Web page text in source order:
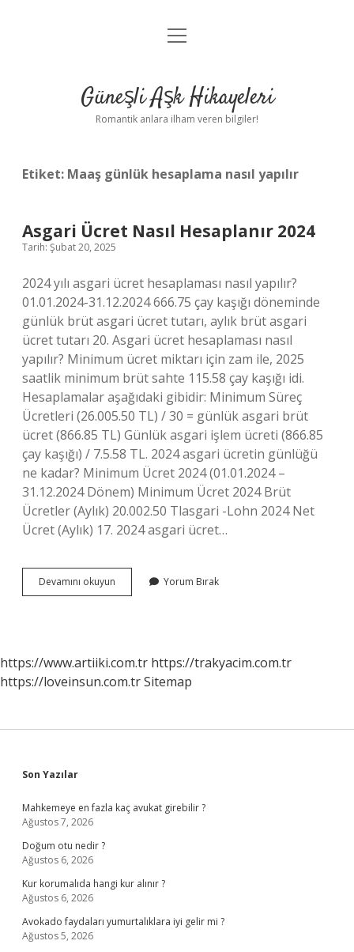
Anasayfa
Yasal Uyarı
menüyü
Güneşli Aşk Hikayeleri
Romantik anlara ilham veren bilgiler!
Etiket: Maaş günlük hesaplama nasıl yapılır
Asgari Ücret Nasıl Hesaplanır 2024
Tarih: Şubat 20, 2025
2024 yılı asgari ücret hesaplaması nasıl yapılır?
01.01.2024-31.12.2024 666.75 çay kaşığı döneminde
günlük brüt asgari ücret tutarı, aylık brüt asgari
ücret tutarı 20. Asgari ücret hesaplaması nasıl
yapılır? Minimum ücret miktarı için zam ile, 2025
saatlik minimum brüt sahte 115.58 çay kaşığı idi.
Hesaplamalar aşağıdaki gibidir: Minimum Süreç
Ücretleri (26.005.50 TL) / 30 = günlük asgari brüt
ücret (866.85 TL) Günlük asgari işlem ücreti (866.85
çay kaşığı) / 7.5.58 TL. 2024 asgari ücretin günlüğü
ne kadar? Minimum Ücret 2024 (01.01.2024 –
31.12.2024 Dönem) Minimum Ücret 2024 Brüt
Ücretler (Aylık) 20.002.50 Tlasgari -Lohn 2024 Net
Ücret (Aylık) 17. 2024 asgari ücret…
Devamını okuyun
Ücret
Yorum Bırak
https://www.artiiki.com.tr https://trakyacim.com.tr
https://loveinsun.com.trSitemap
Sidebar
Son Yazılar
Mahkemeye en fazla kaç avukat girebilir ?
Ağustos 7, 2026
Doğum otu nedir ?
Ağustos 6, 2026
Kur korumalıda hangi kur alınır ?
Ağustos 6, 2026
Avokado faydaları yumurtalıklara iyi gelir mi ?
Ağustos 5, 2026